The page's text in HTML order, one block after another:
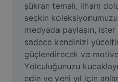
AI People Remover
AI Inpainting
Face Cutout
şükran temalı, ilham
seçkin
medyada paylaşın,
sadece kendinizi
güçlendirecek ve
Yolculuğunuzu
edin ve yeni yıl için